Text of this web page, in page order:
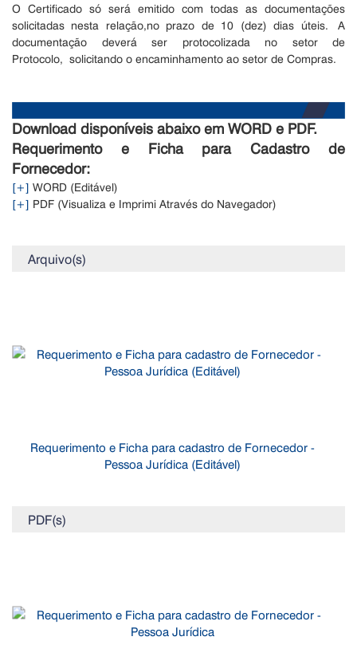
O Certificado só será emitido com todas as documentações
solicitadas nesta relação,no prazo de 10 (dez) dias úteis. A
documentação deverá ser protocolizada no setor de
Protocolo, solicitando o encaminhamento ao setor de Compras.
Download disponíveis abaixo em WORD e PDF.
Requerimento e Ficha para Cadastro de
Fornecedor:
[+] WORD (Editável)
[+] PDF (Visualiza e Imprimi Através do Navegador)
Arquivo(s)
Requerimento e Ficha para cadastro de Fornecedor -
Pessoa Jurídica (Editável)
PDF(s)